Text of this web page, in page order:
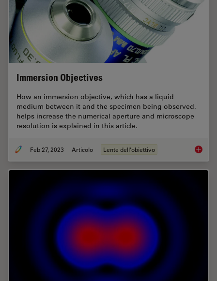
Immersion Objectives
How an immersion objective, which has a liquid
medium between it and the specimen being observed,
helps increase the numerical aperture and microscope
resolution is explained in this article.
Feb 27, 2023 Articolo Lente dell’obiettivo